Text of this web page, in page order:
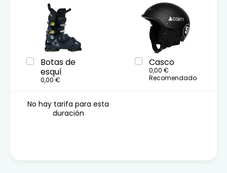
Botas de
esquí
0,00 €
Casco
0,00 €
Recomendado
No hay tarifa para esta
duración